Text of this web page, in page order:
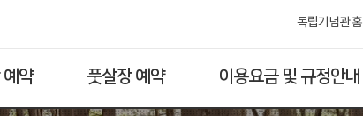
독립기념관 홈
예약 풋살장 예약 이용요금 및 규정안내